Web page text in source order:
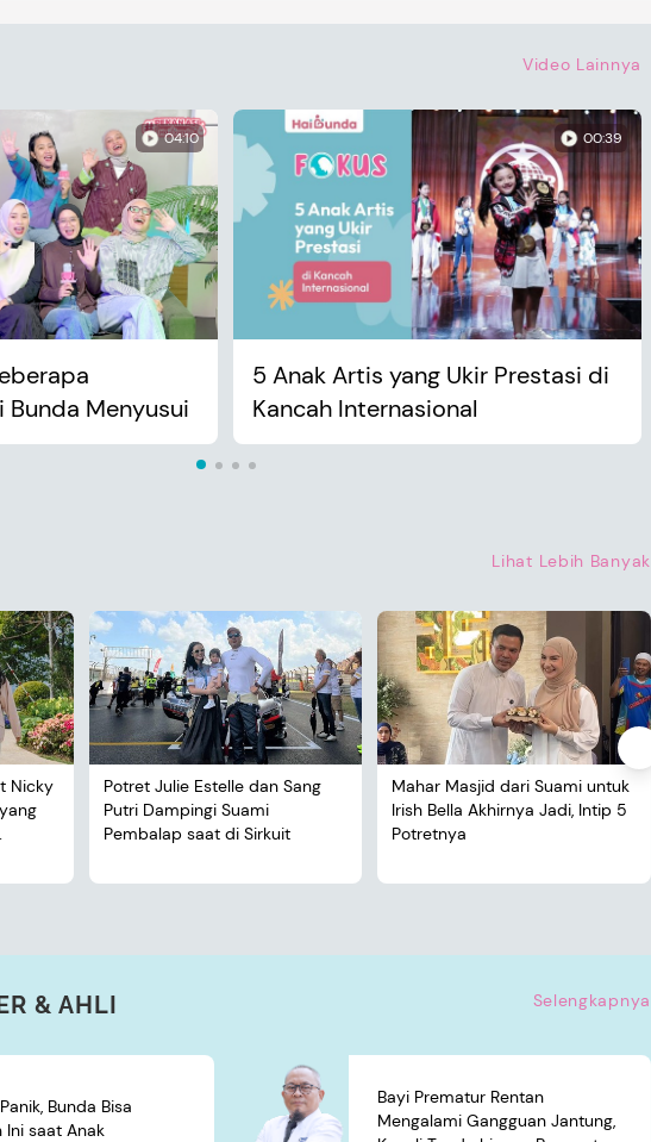
Video Lainnya
Bunda Menyusui
04:10
5 Anak Artis yang Ukir Prestasi di
Kancah Internasional
00:39
Lihat Lebih Banyak
Nicky
Potret Julie Estelle dan Sang
Putri Dampingi Suami
Pembalap saat di Sirkuit
Mahar Masjid dari Suami untuk
Irish Bella Akhirnya Jadi, Intip 5
Potretnya
& AHLI Selengkapnya
Bunda Bisa
Ini saat Anak
Bayi Prematur Rentan
Mengalami Gangguan Jantung,